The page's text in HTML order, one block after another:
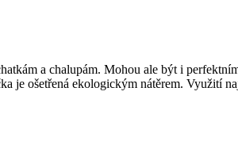
a chalupám. Mohou ale být i
je ošetřená ekologickým nátěrem. Využití